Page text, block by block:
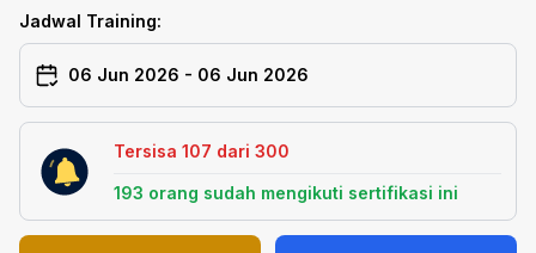
Jadwal Training:
06 Jun 2026 - 06 Jun 2026
Tersisa107 dari300
193 orang sudah mengikuti sertifikasi ini